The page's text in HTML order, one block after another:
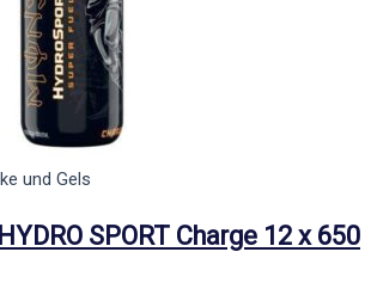
und Gels
SPORT Charge 12 x 650